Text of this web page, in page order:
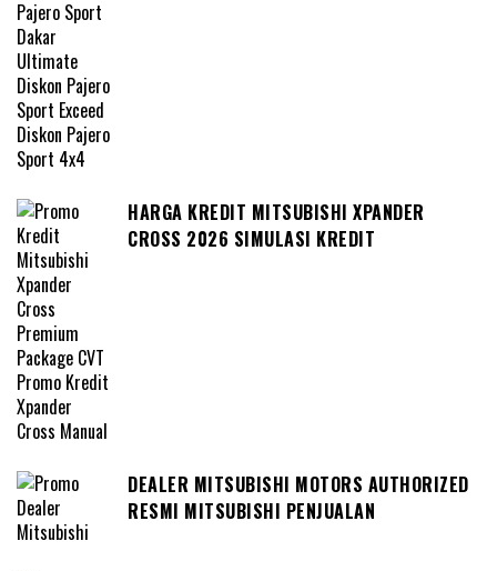
HARGA KREDIT MITSUBISHI XPANDER
CROSS 2026 SIMULASI KREDIT
DEALER MITSUBISHI MOTORS AUTHORIZED
RESMI MITSUBISHI PENJUALAN